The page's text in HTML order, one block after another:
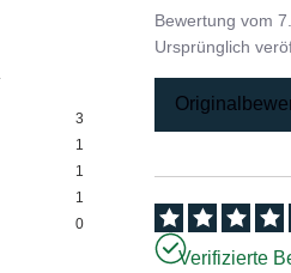
3
1
1
1
0
Bewertung vom
Ursprünglich
Verifizierte